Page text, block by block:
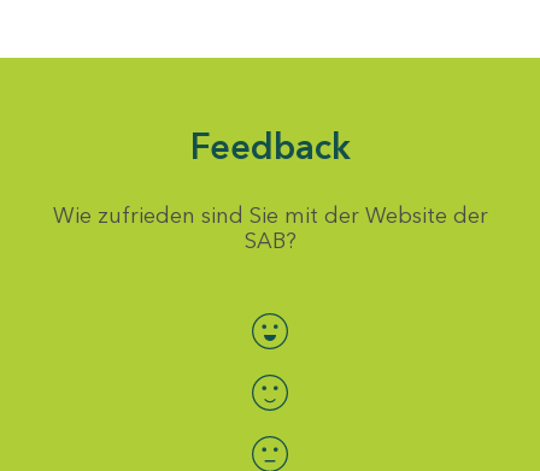
Feedback
Wie zufrieden sind Sie mit der Website der
SAB?
Bewertung auswählen